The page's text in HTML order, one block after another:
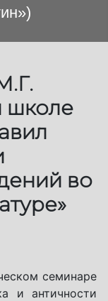
школе
во
семинаре
и античности